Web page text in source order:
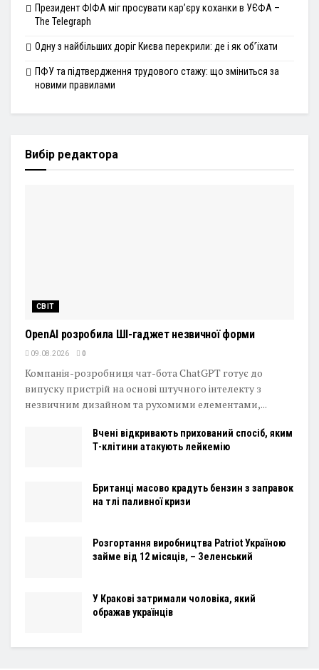
Президент ФІФА міг просувати кар’єру коханки в УЄФА –
The Telegraph
Одну з найбільших доріг Києва перекрили: де і як об’їхати
ПФУ та підтвердження трудового стажу: що зміниться за
новими правилами
Вибір редактора
СВІТ
OpenAI розробила ШІ-гаджет незвичної форми
09.08.2026 0
Компанія-розробниця чат-бота ChatGPT готує до
випуску пристрій на основі штучного інтелекту з
незвичним дизайном та рухомими елементами,...
Вчені відкривають прихований спосіб, яким
Т-клітини атакують лейкемію
Британці масово крадуть бензин з заправок
на тлі паливної кризи
Розгортання виробництва Patriot Україною
займе від 12 місяців, – Зеленський
У Кракові затримали чоловіка, який
ображав українців